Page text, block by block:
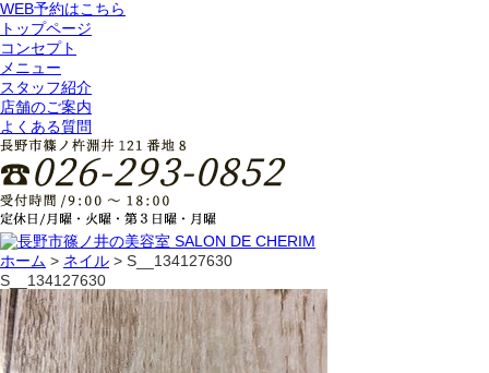
WEB予約はこちら
トップページ
コンセプト
メニュー
スタッフ紹介
店舗のご案内
よくある質問
ホーム > ネイル > S__134127630
S__134127630